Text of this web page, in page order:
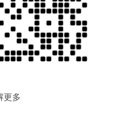
更多